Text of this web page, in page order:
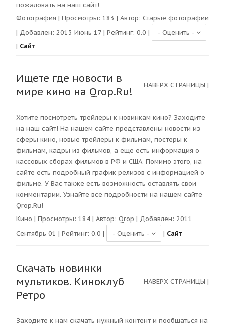
пожаловать на наш сайт!
Фотография | Просмотры: 183 | Автор: Старые фотографии
| Добавлен: 2013 Июнь 17 | Рейтинг: 0.0 |
| Сайт
Ищете где новости в
мире кино на Qrop.Ru!
НАВЕРХ СТРАНИЦЫ |
Хотите посмотреть трейлеры к новинкам кино? Заходите
на наш сайт! На нашем сайте представлены новости из
сферы кино, новые трейлеры к фильмам, постеры к
фильмам, кадры из фильмов, а еще есть информация о
кассовых сборах фильмов в РФ и США. Помимо этого, на
сайте есть подробный график релизов с информацией о
фильме. У Вас также есть возможность оставлять свои
комментарии. Узнайте все подробности на нашем сайте
Qrop.Ru!
Кино | Просмотры: 184 | Автор: Qrop | Добавлен: 2011
Сентябрь 01 | Рейтинг: 0.0 | | Сайт
Скачать новинки
мультиков. Киноклуб
Ретро
НАВЕРХ СТРАНИЦЫ |
Заходите к нам скачать нужный контент и пообщаться на